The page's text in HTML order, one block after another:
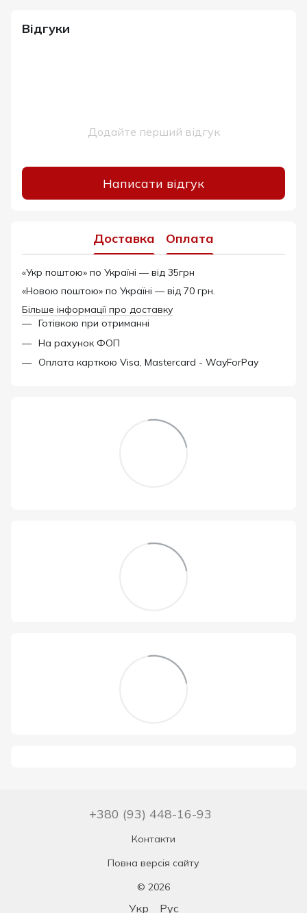
Відгуки
Додайте перший відгук
Написати відгук
Доставка Оплата
«Укр поштою» по Україні — від 35грн
«Новою поштою» по Україні — від 70 грн.
Більше інформації про доставку
Готівкою при отриманні
На рахунок ФОП
Оплата карткою Visa, Mastercard - WayForPay
+380 (93) 448-16-93
Контакти
Повна версія сайту
© 2026
Укр Рус